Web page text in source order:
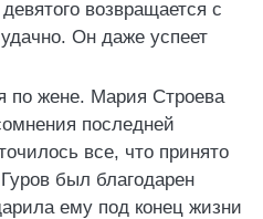
возвращается с
Он даже успеет
по жене. Мария Строева
последней
все, что принято
был благодарен
ему под конец жизни